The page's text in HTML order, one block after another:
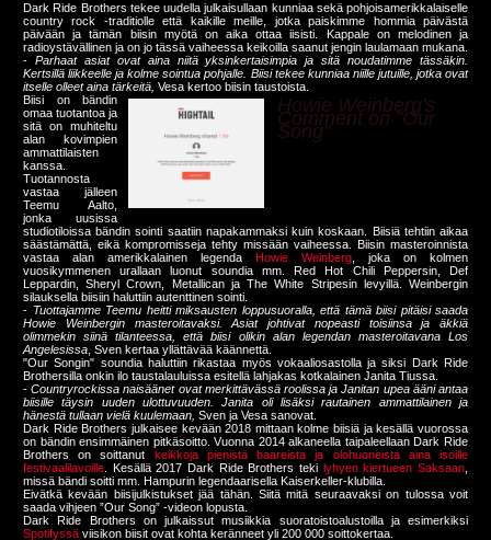
Dark Ride Brothers tekee uudella julkaisullaan kunniaa sekä pohjoisamerikkalaiselle
country rock -traditiolle että kaikille meille, jotka paiskimme hommia päivästä
päivään ja tämän biisin myötä on aika ottaa iisisti. Kappale on melodinen ja
radioystävällinen ja on jo tässä vaiheessa keikoilla saanut jengin laulamaan mukana.
- Parhaat asiat ovat aina niitä yksinkertaisimpia ja sitä noudatimme tässäkin.
Kertsillä liikkeelle ja kolme sointua pohjalle. Biisi tekee kunniaa niille jutuille, jotka ovat
itselle olleet aina tärkeitä, Vesa kertoo biisin taustoista.
Howie Weinberg's
Comment on "Our
Song"
Biisi on bändin
omaa tuotantoa ja
sitä on muhiteltu
alan kovimpien
ammattilaisten
kanssa.
Tuotannosta
vastaa jälleen
Teemu Aalto,
jonka uusissa
studiotiloissa bändin sointi saatiin napakammaksi kuin koskaan. Biisiä tehtiin aikaa
säästämättä, eikä kompromisseja tehty missään vaiheessa. Biisin masteroinnista
vastaa alan amerikkalainen legenda
Howie Weinberg , joka on kolmen
vuosikymmenen urallaan luonut soundia mm. Red Hot Chili Peppersin, Def
Leppardin, Sheryl Crown, Metallican ja The White Stripesin levyillä. Weinbergin
silauksella biisiin haluttiin autenttinen sointi.
- Tuottajamme Teemu heitti miksausten loppusuoralla, että tämä biisi pitäisi saada
Howie Weinbergin masteroitavaksi. Asiat johtivat nopeasti toisiinsa ja äkkiä
olimmekin siinä tilanteessa, että biisi olikin alan legendan masteroitavana Los
Angelesissa , Sven kertaa yllättävää käännettä.
"Our Songin" soundia haluttiin rikastaa myös vokaaliosastolla ja siksi Dark Ride
Brothersilla onkin ilo taustalauluissa esitellä lahjakas kotkalainen Janita Tiussa.
-Countryrockissa naisäänet ovat merkittävässä roolissa ja Janitan upea ääni antaa
biisille täysin uuden ulottuvuuden. Janita oli lisäksi rautainen ammattilainen ja
hänestä tullaan vielä kuulemaan, Sven ja Vesa sanovat.
Dark Ride Brothers julkaisee kevään 2018 mittaan kolme biisiä ja kesällä vuorossa
on bändin ensimmäinen pitkäsoitto. Vuonna 2014 alkaneella taipaleellaan Dark Ride
Brothers on soittanut
keikkoja pienistä baareista ja olohuoneista aina isoille
festivaalilavoille . Kesällä 2017 Dark Ride Brothers teki lyhyen kiertueen Saksaan
missä bändi soitti mm. Hampurin legendaarisella Kaiserkeller-klubilla.
Eivätkä kevään biisijulkistukset jää tähän. Siitä mitä seuraavaksi on tulossa voit
saada vihjeen ”Our Song” -videon lopusta.
Dark Ride Brothers on julkaissut musiikkia suoratoistoalustoilla ja esimerkiksi
Spotifyssä viisikon biisit ovat kohta keränneet yli 200 000 soittokertaa.